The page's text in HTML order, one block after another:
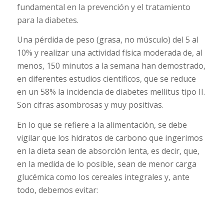
fundamental en la prevención y el tratamiento
para la diabetes.
Una pérdida de peso (grasa, no músculo) del 5 al
10% y realizar una actividad física moderada de, al
menos, 150 minutos a la semana han demostrado,
en diferentes estudios científicos, que se reduce
en un 58% la incidencia de diabetes mellitus tipo II.
Son cifras asombrosas y muy positivas.
En lo que se refiere a la alimentación, se debe
vigilar que los hidratos de carbono que ingerimos
en la dieta sean de absorción lenta, es decir, que,
en la medida de lo posible, sean de menor carga
glucémica como los cereales integrales y, ante
todo, debemos evitar: